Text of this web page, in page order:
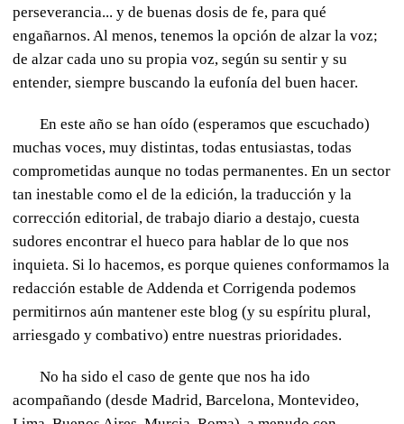
perseverancia... y de buenas dosis de fe, para qué
engañarnos. Al menos, tenemos la opción de alzar la voz;
de alzar cada uno su propia voz, según su sentir y su
entender, siempre buscando la eufonía del buen hacer.
En este año se han oído (esperamos que escuchado)
muchas voces, muy distintas, todas entusiastas, todas
comprometidas aunque no todas permanentes. En un sector
tan inestable como el de la edición, la traducción y la
corrección editorial, de trabajo diario a destajo, cuesta
sudores encontrar el hueco para hablar de lo que nos
inquieta. Si lo hacemos, es porque quienes conformamos la
redacción estable de Addenda et Corrigenda podemos
permitirnos aún mantener este blog (y su espíritu plural,
arriesgado y combativo) entre nuestras prioridades.
No ha sido el caso de gente que nos ha ido
acompañando (desde Madrid, Barcelona, Montevideo,